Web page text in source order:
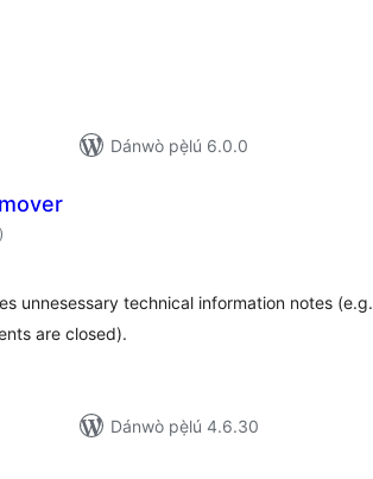
Dánwò pẹ̀lú 6.0.0
àpapọ̀
)
unnesessary technical information notes
are closed).
Dánwò pẹ̀lú 4.6.30